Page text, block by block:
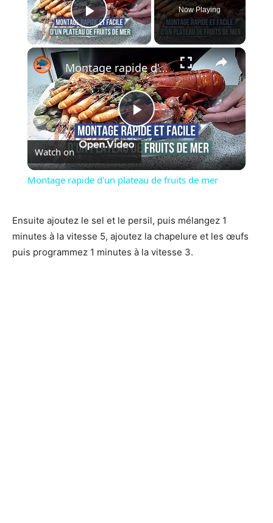
Play Video
Now Playing
×
Play
Video
Montage rapide d'un plateau de fruits de mer
Watch on
Montage rapide d'un plateau de fruits de mer
Ensuite ajoutez le sel et le persil, puis mélangez 1
minutes à la vitesse 5, ajoutez la chapelure et les œufs
puis programmez 1 minutes à la vitesse 3.